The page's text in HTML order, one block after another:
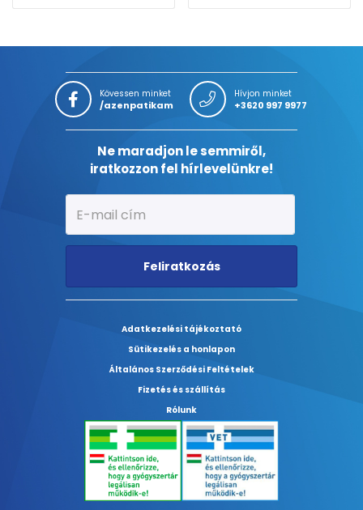
Kövessen minket
/azenpatikam
Hívjon minket
+3620 997 9977
Ne maradjon le semmiről,
iratkozzon fel hírlevelünkre!
Feliratkozás
Adatkezelési tájékoztató
Sütikezelés a honlapon
Általános Szerződési Feltételek
Fizetés és szállítás
Rólunk